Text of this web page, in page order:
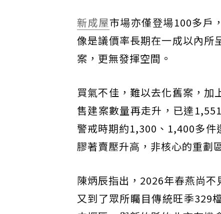
新成屋市場亦僅登場100多戶
像是議價率長期在一成以內所
案，更無發揮空間。
買氣不佳，難以去化舊案，加
售建案數量再走升，已達
警戒時期約1,300、1,400多件
膠著賣壓升高，非核心的重劃
陳炳辰指出，2026年春燕尚
又到了眾所矚目傳統旺季329